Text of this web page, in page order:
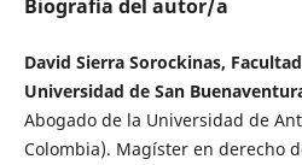
Biografía del autor/a
David Sierra Sorockinas,
Universidad de San
Abogado de la Universidad de
Colombia). Magíster en derecho